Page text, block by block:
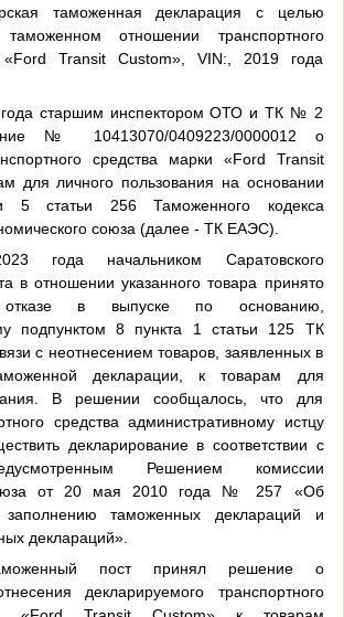
таможенная декларация с целью
отношении транспортного
«Ford Transit Custom», VIN:, 2019 года
года старшим инспектором ОТО и ТК № 2
№ 10413070/0409223/0000012 о
средства марки «Ford Transit
для личного пользования на основании
5 статьи 256 Таможенного кодекса
союза (далее - ТК ЕАЭС).
года начальником Саратовского
в отношении указанного товара принято
в выпуске по основанию,
подпунктом 8 пункта 1 статьи 125 ТК
с неотнесением товаров, заявленных в
декларации, к товарам для
В решении сообщалось, что для
средства административному истцу
декларирование в соответствии с
Решением комиссии
от 20 мая 2010 года № 257 «Об
заполнению таможенных деклараций и
деклараций».
пост принял решение о
декларируемого транспортного